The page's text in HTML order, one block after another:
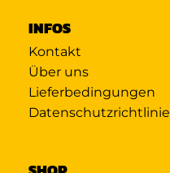
INFOS
Kontakt
Über uns
Lieferbedingungen
Datenschutzrichtlinie